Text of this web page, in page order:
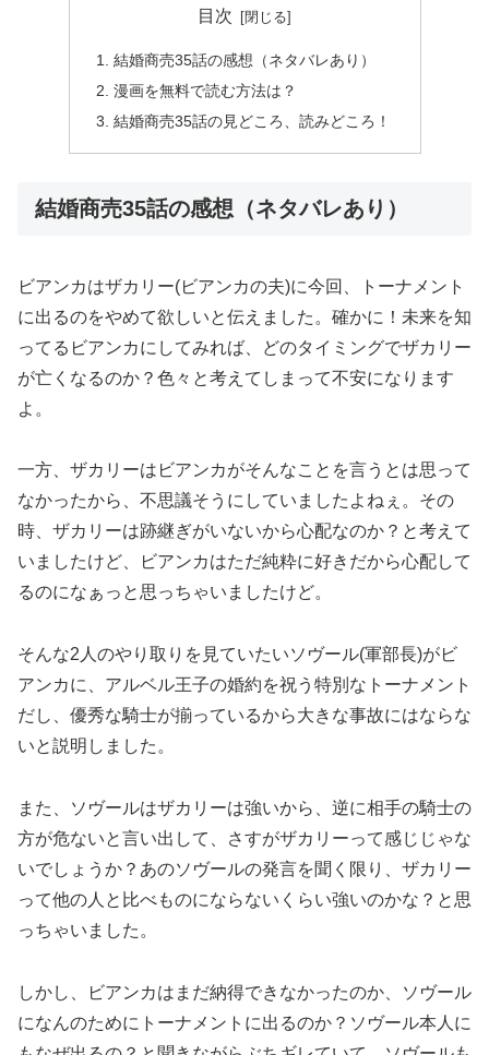
目次
結婚商売35話の感想（ネタバレあり）
漫画を無料で読む方法は？
結婚商売35話の見どころ、読みどころ！
結婚商売35話の感想（ネタバレあり）
ビアンカはザカリー(ビアンカの夫)に今回、トーナメント
に出るのをやめて欲しいと伝えました。確かに！未来を知
ってるビアンカにしてみれば、どのタイミングでザカリー
が亡くなるのか？色々と考えてしまって不安になります
よ。
一方、ザカリーはビアンカがそんなことを言うとは思って
なかったから、不思議そうにしていましたよねぇ。その
時、ザカリーは跡継ぎがいないから心配なのか？と考えて
いましたけど、ビアンカはただ純粋に好きだから心配して
るのになぁっと思っちゃいましたけど。
そんな2人のやり取りを見ていたいソヴール(軍部長)がビ
アンカに、アルベル王子の婚約を祝う特別なトーナメント
だし、優秀な騎士が揃っているから大きな事故にはならな
いと説明しました。
また、ソヴールはザカリーは強いから、逆に相手の騎士の
方が危ないと言い出して、さすがザカリーって感じじゃな
いでしょうか？あのソヴールの発言を聞く限り、ザカリー
って他の人と比べものにならないくらい強いのかな？と思
っちゃいました。
しかし、ビアンカはまだ納得できなかったのか、ソヴール
になんのためにトーナメントに出るのか？ソヴール本人に